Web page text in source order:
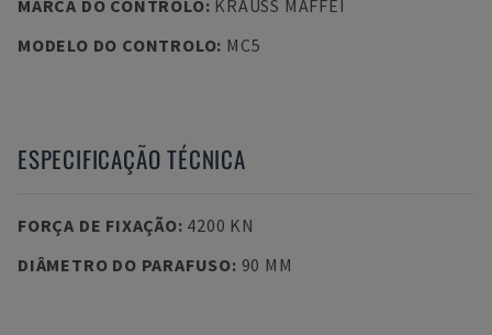
MARCA DO CONTROLO: KRAUSS MAFFEI
MODELO DO CONTROLO: MC5
ESPECIFICAÇÃO TÉCNICA
FORÇA DE FIXAÇÃO: 4200 KN
DIÂMETRO DO PARAFUSO: 90 MM